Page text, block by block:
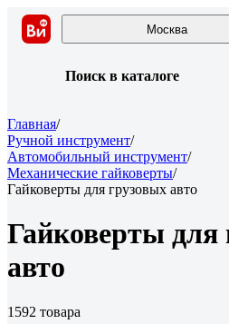
Москва
Поиск в каталоге
Главная/
Ручной инструмент/
Автомобильный инструмент/
Механические гайковерты/
Гайковерты для грузовых авто
Гайковерты для
авто
1592 товара